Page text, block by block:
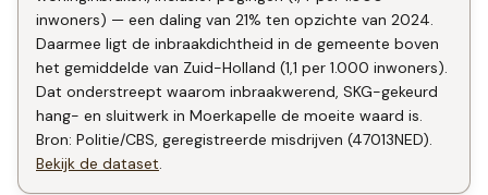
inwoners) — een daling van 21% ten opzichte van 2024.
Daarmee ligt de inbraakdichtheid in de gemeente boven
het gemiddelde van Zuid-Holland (1,1 per 1.000 inwoners).
Dat onderstreept waarom inbraakwerend, SKG-gekeurd
hang- en sluitwerk in Moerkapelle de moeite waard is.
Bron: Politie/CBS, geregistreerde misdrijven (47013NED).
Bekijk de dataset.